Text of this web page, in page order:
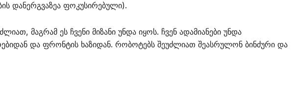
დანერგვაზეა ფოკუსირებული).
მაგრამ ეს ჩვენი მიზანი უნდა იყოს. ჩვენ ადამიანები უნდა
და ფრონტის ხაზიდან. რობოტებს შეუძლიათ შეასრულონ ბინძური და